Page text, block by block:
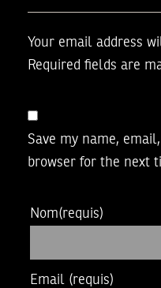
Your email address
Required fields are
Save my name,
browser for the next
Nom(requis)
Email (requis)